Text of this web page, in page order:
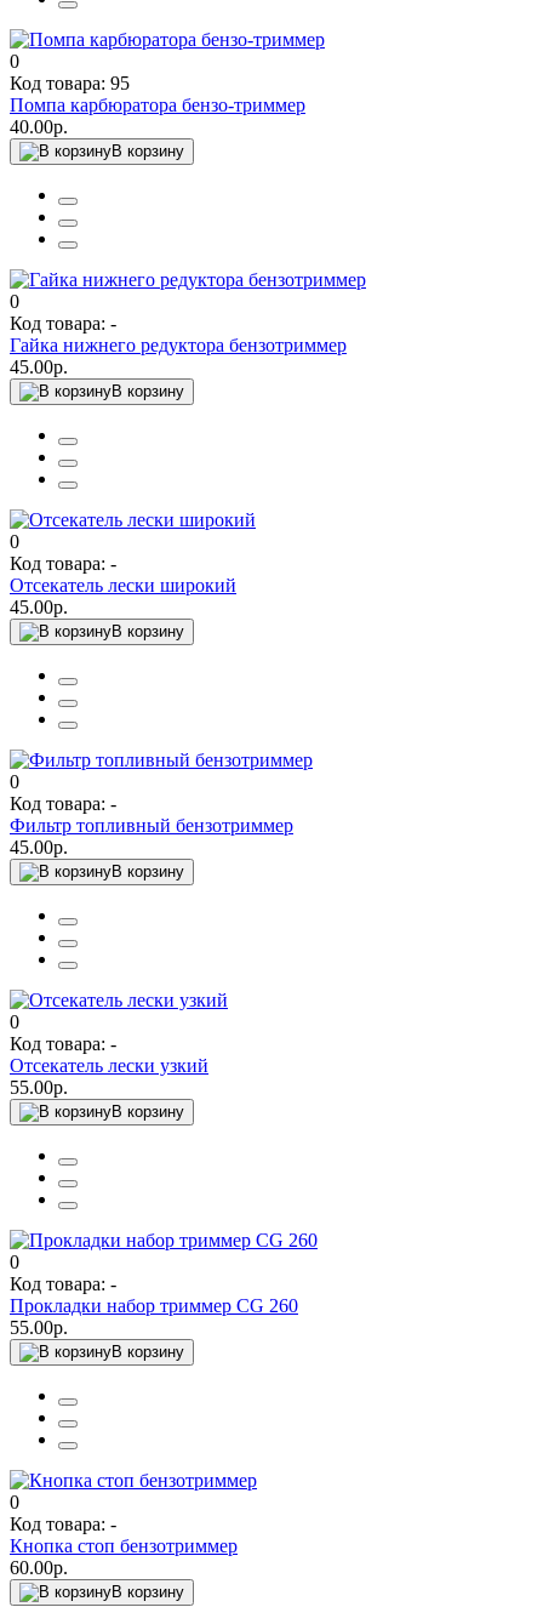
0
Код товара: 95
Помпа карбюратора бензо-триммер
40.00р.
В корзину
0
Код товара: -
Гайка нижнего редуктора бензотриммер
45.00р.
В корзину
0
Код товара: -
Отсекатель лески широкий
45.00р.
В корзину
0
Код товара: -
Фильтр топливный бензотриммер
45.00р.
В корзину
0
Код товара: -
Отсекатель лески узкий
55.00р.
В корзину
0
Код товара: -
Прокладки набор триммер CG 260
55.00р.
В корзину
0
Код товара: -
Кнопка стоп бензотриммер
60.00р.
В корзину